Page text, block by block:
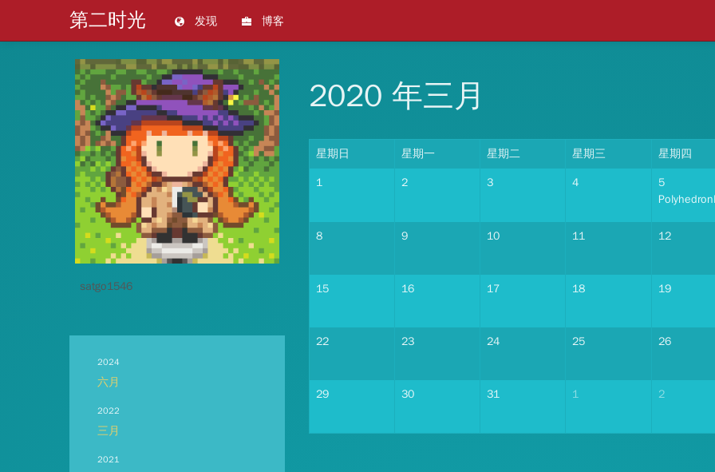
第二时光 发现 博客
satgo1546
2024
六月
2022
三月
2021
2020 年三月
星期日 星期一 星期二 星期三 星期四
1 2 3 4
5
8 9 10 11 12
15 16 17 18 19
22 23 24 25 26
29 30 31 1 2